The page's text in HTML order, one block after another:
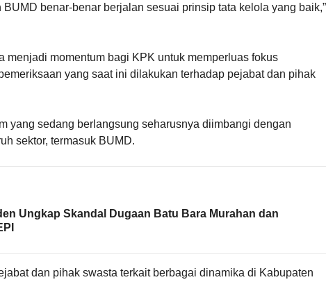
benar-benar berjalan sesuai prinsip tata kelola yang baik,”
menjadi momentum bagi KPK untuk memperluas fokus
yang saat ini dilakukan terhadap pejabat dan pihak
yang sedang berlangsung seharusnya diimbangi dengan
sektor, termasuk BUMD.
Ungkap Skandal Dugaan Batu Bara Murahan dan
dan pihak swasta terkait berbagai dinamika di Kabupaten